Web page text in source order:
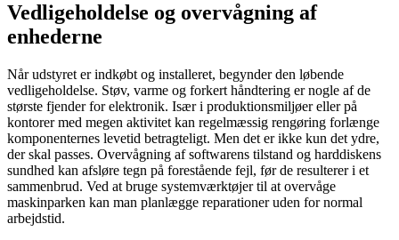
Vedligeholdelse og overvågning af
enhederne
Når udstyret er indkøbt og installeret, begynder den løbende
vedligeholdelse. Støv, varme og forkert håndtering er nogle af de
største fjender for elektronik. Især i produktionsmiljøer eller på
kontorer med megen aktivitet kan regelmæssig rengøring forlænge
komponenternes levetid betragteligt. Men det er ikke kun det ydre,
der skal passes. Overvågning af softwarens tilstand og harddiskens
sundhed kan afsløre tegn på forestående fejl, før de resulterer i et
sammenbrud. Ved at bruge systemværktøjer til at overvåge
maskinparken kan man planlægge reparationer uden for normal
arbejdstid.